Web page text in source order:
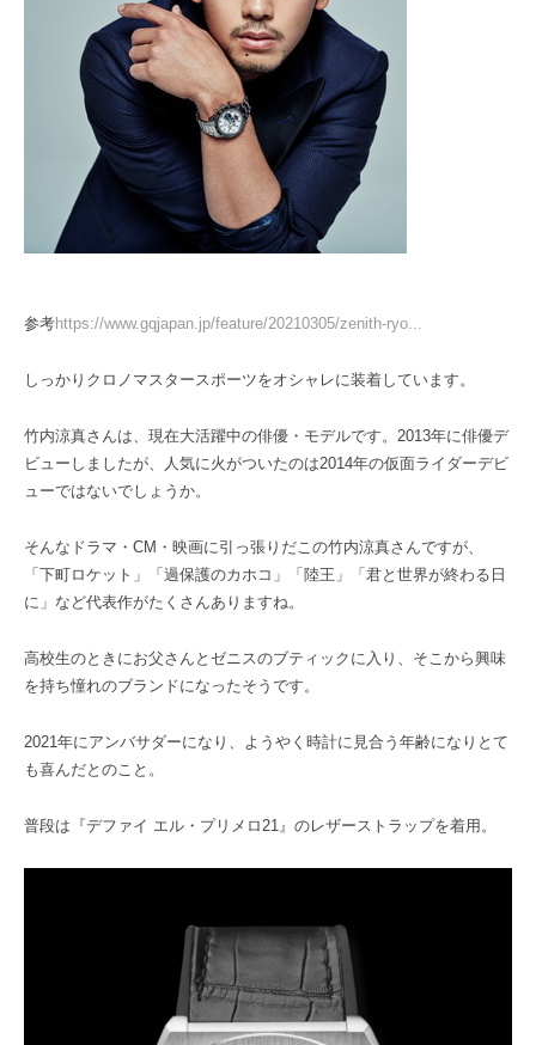
参考https://www.gqjapan.jp/feature/20210305/zenith-ryo...
しっかりクロノマスタースポーツをオシャレに装着しています。
竹内涼真さんは、現在大活躍中の俳優・モデルです。2013年に俳優デ
ビューしましたが、人気に火がついたのは2014年の仮面ライダーデビ
ューではないでしょうか。
そんなドラマ・CM・映画に引っ張りだこの竹内涼真さんですが、
「下町ロケット」「過保護のカホコ」「陸王」「君と世界が終わる日
に」など代表作がたくさんありますね。
高校生のときにお父さんとゼニスのブティックに入り、そこから興味
を持ち憧れのブランドになったそうです。
2021年にアンバサダーになり、ようやく時計に見合う年齢になりとて
も喜んだとのこと。
普段は『デファイ エル・プリメロ21』のレザーストラップを着用。